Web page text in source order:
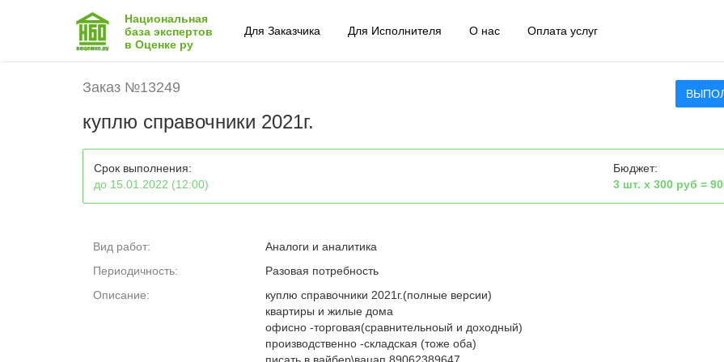
Национальная
база экспертов
в Оценке ру
Для Заказчика Для Исполнителя О нас Оплата услуг
Заказ №13249
куплю справочники 2021г.
Срок выполнения:
до 15.01.2022 (12:00)
Бюджет:
3 шт. х 300 руб =
Вид работ:
Аналоги и аналитика
Периодичность:
Разовая потребность
Описание:
куплю справочники 2021г.(полные версии)
квартиры и жилые дома
офисно -торговая(сравнительноый и доходный)
производственно -складская (тоже оба)